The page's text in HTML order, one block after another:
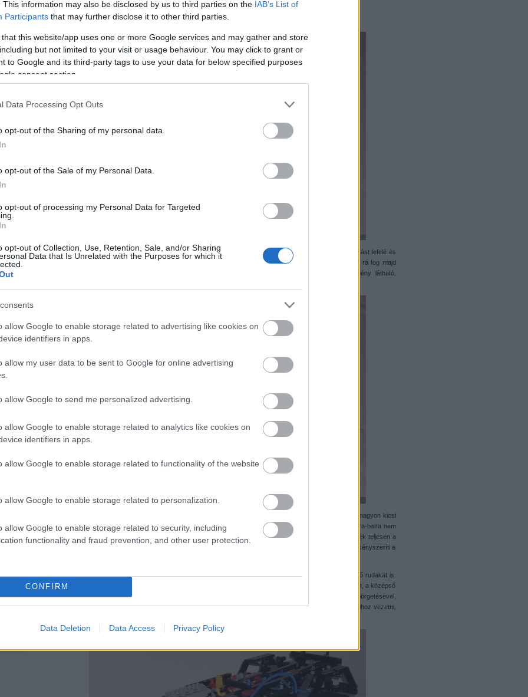
This information may also be disclosed by us to third parties on the IAB’s List of
Participants that may further disclose it to other third parties.
that this website/app uses one or more Google services and may gather and store
but not limited to your visit or usage behaviour. You may click to grant or
to Google and its third-party tags to use your data for below specified purposes
consent section.
Data Processing Opt Outs
opt-out of the Sharing of my personal data.
opt-out of the Sale of my Personal Data.
opt-out of processing my Personal Data for Targeted
opt-out of Collection, Use, Retention, Sale, and/or Sharing
Data that Is Unrelated with the Purposes for which it
allow Google to enable storage related to advertising like cookies on
identifiers in apps.
allow my user data to be sent to Google for online advertising
allow Google to send me personalized advertising.
allow Google to enable storage related to analytics like cookies on
identifiers in apps.
allow Google to enable storage related to functionality of the website
allow Google to enable storage related to personalization.
allow Google to enable storage related to security, including
functionality and fraud prevention, and other user protection.
CONFIRM
Data Deletion Data Access Privacy Policy
árak
most ilyen
05:23
inkább
Végigjátszás:
és
használtan
7636
a
17:50
III. Játékmenet
Az egyes számú zacskók az alváz elemeit tartalmazzák. Először a középrész készül el.
Itt a motor, a váltó, a kompresszor, a középső diffi, egy csomó fogaskerék, amik a váltótól viszik a hajtást lefelé és
középre, valamint a kormány fogaskeréksorozatának egy része is. A fülke alján lévő sárga fogaskerék rá fog majd
csukódni az itt lévőre. Az alváz középső részének elején és hátulján egy-egy gömbcsuklókezdemény látható,
Ezek egyébként négy ponton kapcsolódnak az alvázhoz: gömbcsukló, két rugó és egy kar, amely két nagyon kicsi
gömbhöz kapcsolódik. Nézzük az egészet előlről vagy hátulról. A kerekek csak le-fel mozoghatnak, jobbra-balra nem
léphetnek ki a jármű alól, a kar tartja az egészet középen. Olyan nem jöhet létre, hogy a jobb oldali kerék teljesen a
fülke alatt van, a bal meg három centivel kijjebb. Vagy máshogy mondva, ez a rúd körkörös mozgásra kényszeríti a
Az alvázban találunk mindenféle irányban épített elemeket és ferde, Pitagorasz-tételt kihasználó merevítő rudakat is.
Ez az egész úgy négy és fél órát tartott, és 2,2 füzetet emésztett fel. Ebben a szakaszban hibáztam egyet, a középső
diffit fordítva tettem be. Szerencsére még időben észrevettem, mert el akartam játszogatni a tengelyek pörgetésével,
de kattogott. Az útmutató nem tartalmaz utasítást arra, hogy hogyan kell a motor vezetékét az elemtartóhoz vezetni,